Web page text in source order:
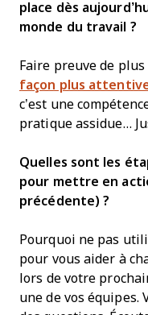
place dès
monde du travail ?
Faire preuve de
façon plus
c’est une
pratique assidue…
Quelles sont les
pour mettre en
précédente) ?
Pourquoi ne pas
pour vous aider à
lors de votre
une de vos équipes.